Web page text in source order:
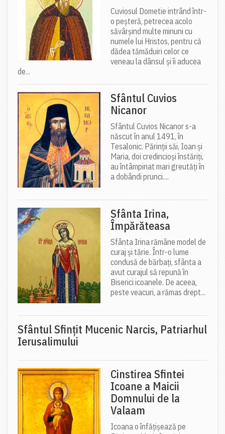
Cuviosul Dometie intrând într-
o peșteră, petrecea acolo
săvârșind multe minuni cu
numele lui Hristos, pentru că
dădea tămăduiri celor ce
veneau la dânsul și îi aducea
de...
Sfântul Cuvios
Nicanor
Sfântul Cuvios Nicanor s-a
născut în anul 1491, în
Tesalonic. Părinții săi, Ioan și
Maria, doi credincioși înstăriți,
au întâmpinat mari greutăți în
a dobândi prunci....
Sfânta Irina,
Împărăteasa
Sfânta Irina rămâne model de
curaj și tărie. Într-o lume
condusă de bărbați, sfânta a
avut curajul să repună în
Biserici icoanele. De aceea,
peste veacuri, a rămas drept...
Sfântul Sfinţit Mucenic Narcis, Patriarhul
Ierusalimului
Cinstirea Sfintei
Icoane a Maicii
Domnului de la
Valaam
Icoana o înfățișează pe